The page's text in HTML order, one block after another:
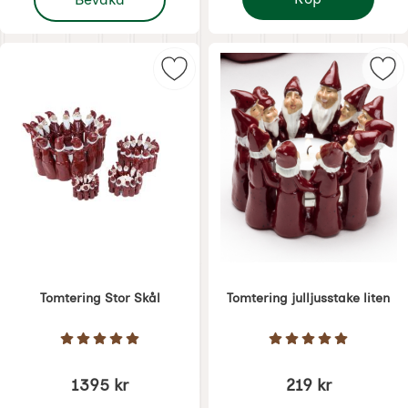
Tomtering
Tomtering Stor Skål
Art. nr 1750 Betyg: 5 Stjärnor av 5
1395 kr
Markera tomtering Stor Skål som
Tomtering julljusstake liten
Art. nr 1749 Betyg: 5 Stjärnor
219 kr